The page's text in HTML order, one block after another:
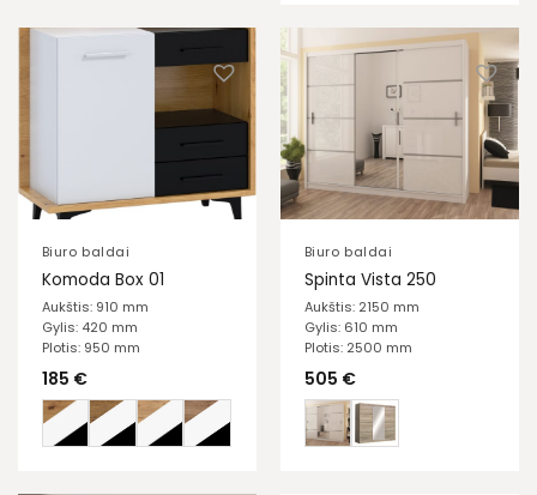
Biuro baldai
Komoda Box 01
Aukštis: 910 mm
Gylis: 420 mm
Plotis: 950 mm
185 €
Biuro baldai
Spinta Vista 250
Aukštis: 2150 mm
Gylis: 610 mm
Plotis: 2500 mm
505 €